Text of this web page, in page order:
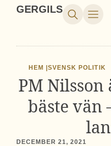
GERGILS
HEM |SVENSK POLITIK
PM Nilsson
bäste vän
DECEMBER 21, 2021